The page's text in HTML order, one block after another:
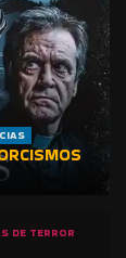
DE TERROR